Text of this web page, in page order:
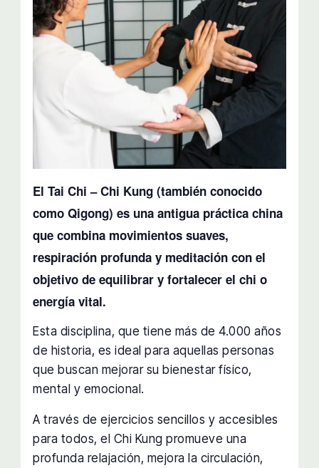
El Tai Chi – Chi Kung (también conocido
como Qigong) es una antigua práctica china
que combina movimientos suaves,
respiración profunda y meditación con el
objetivo de equilibrar y fortalecer el chi o
energía vital.
Esta disciplina, que tiene más de 4.000 años
de historia, es ideal para aquellas personas
que buscan mejorar su bienestar físico,
mental y emocional.
A través de ejercicios sencillos y accesibles
para todos, el Chi Kung promueve una
profunda relajación, mejora la circulación,